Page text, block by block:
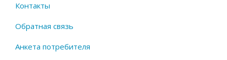
Контакты
Обратная связь
Анкета потребителя